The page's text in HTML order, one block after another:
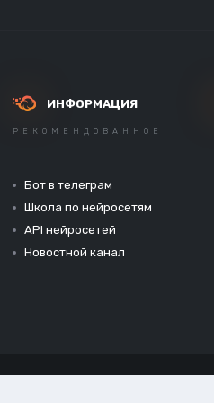
ИНФОРМАЦИЯ
РЕКОМЕНДОВАННОЕ
Бот в телеграм
Школа по нейросетям
API нейросетей
Новостной канал